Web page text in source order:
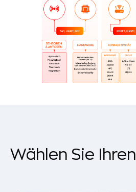
Wählen Sie Ihren